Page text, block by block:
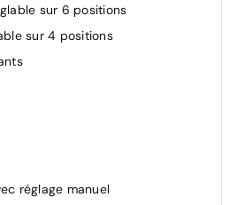
arrière
sur 6 positions
sur 4 positions
réglage manuel